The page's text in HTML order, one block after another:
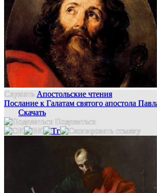
Слушать Апостольские чтения
Послание к Галатам святого апостола
Скачать
Поделиться